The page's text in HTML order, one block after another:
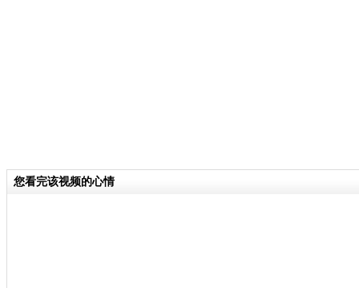
您看完该视频的心情